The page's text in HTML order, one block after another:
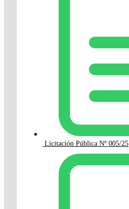
Licitación Pública Nº 005/25